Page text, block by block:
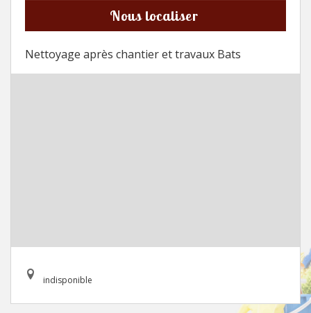
Nous localiser
Nettoyage après chantier et travaux Bats
indisponible